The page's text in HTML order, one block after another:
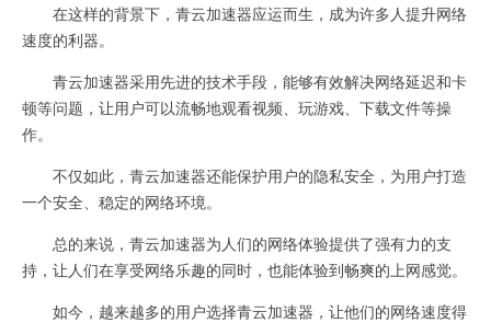
在这样的背景下，青云加速器应运而生，成为许多人提升网络
速度的利器。
青云加速器采用先进的技术手段，能够有效解决网络延迟和卡
顿等问题，让用户可以流畅地观看视频、玩游戏、下载文件等操
作。
不仅如此，青云加速器还能保护用户的隐私安全，为用户打造
一个安全、稳定的网络环境。
总的来说，青云加速器为人们的网络体验提供了强有力的支
持，让人们在享受网络乐趣的同时，也能体验到畅爽的上网感觉。
如今，越来越多的用户选择青云加速器，让他们的网络速度得